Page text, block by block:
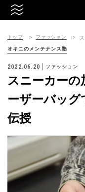
トップ ファッション
オキニのメンテナンス塾
2022.06.20 ファッション
スニーカーの
ーザーバッグ
伝授